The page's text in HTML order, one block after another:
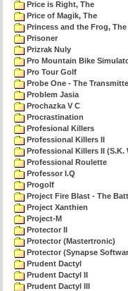
Price is Right, The
Price of Magik, The
Princess and the Frog, The
Prisoner
Prizrak Nuly
Pro Mountain Bike
Pro Tour Golf
Probe One - The
Problem Jasia
Prochazka V C
Procrastination
Profesional Killers
Professional Killers II
Professional Killers II (S.K.
Professional Roulette
Professor I.Q
Progolf
Project Fire Blast - The
Project Xanthien
Project-M
Protector II
Protector (Mastertronic)
Protector (Synapse
Prudent Dactyl
Prudent Dactyl II
Prudent Dactyl III